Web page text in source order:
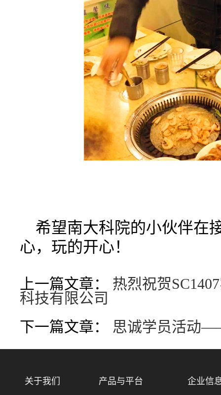
希望南大科院的小伙伴在
心，玩的开心！
上一篇文章： 热烈祝贺
科技有限公司
下一篇文章： 思诚学员活动
关于我们 产品与平台 企业信